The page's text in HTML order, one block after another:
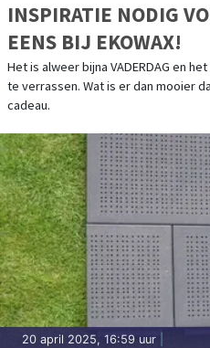
INSPIRATIE NODIG
EENS BIJ EKOWAX!
Het is alweer bijna VADERDAG en
te verrassen. Wat is er dan mooier
cadeau.
20 april 2025, 16:59 uur